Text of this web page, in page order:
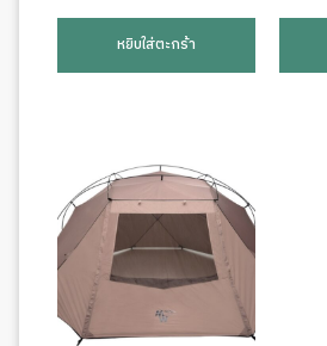
หยิบใส่ตะกร้า